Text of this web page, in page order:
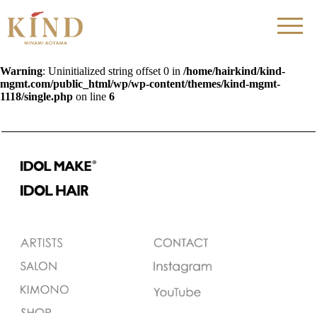
Warning: Uninitialized string offset 0 in /home/hairkind/kind-
mgmt.com/public_html/wp/wp-content/themes/kind-mgmt-
1118/single.php on line 6